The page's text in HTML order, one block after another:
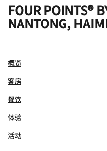
FOUR POINTS®
NANTONG,
概览
客房
餐饮
体验
活动